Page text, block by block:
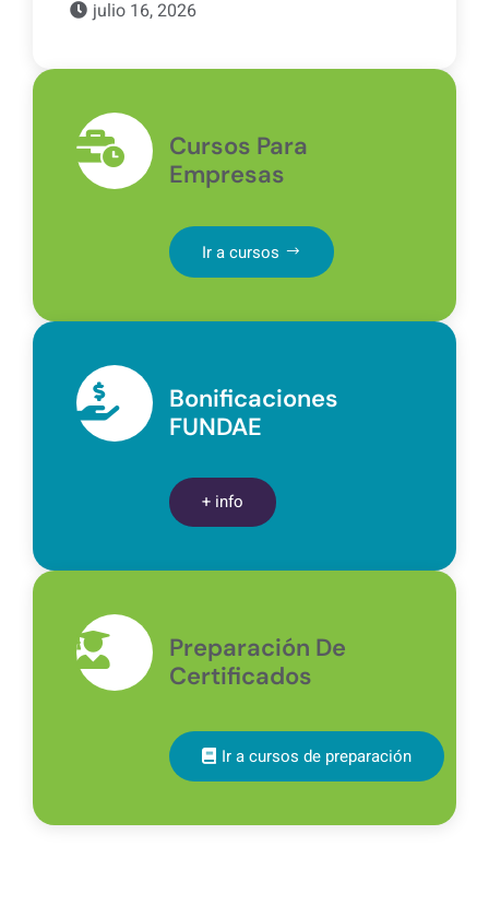
julio 16, 2026
Cursos Para
Empresas
Ir a cursos
Bonificaciones
FUNDAE
+ info
Preparación De
Certificados
Ir a cursos de preparación